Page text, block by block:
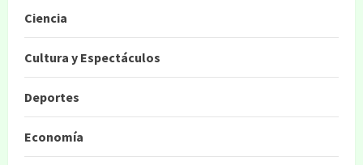
Ciencia
Cultura y Espectáculos
Deportes
Economía